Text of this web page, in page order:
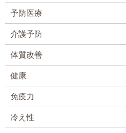
予防医療
介護予防
体質改善
健康
免疫力
冷え性